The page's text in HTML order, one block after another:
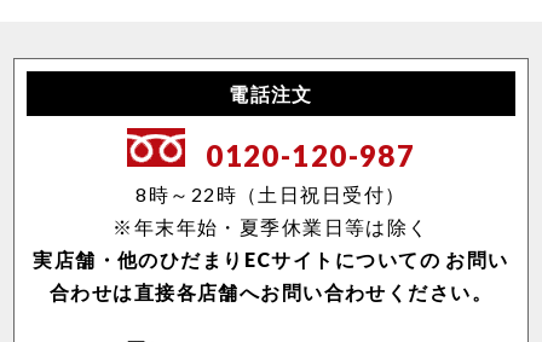
電話注文
0120-120-987
8時～22時（土日祝日受付）
※年末年始・夏季休業日等は除く
実店舗・他のひだまりECサイトについての お問い
合わせは直接各店舗へお問い合わせください。